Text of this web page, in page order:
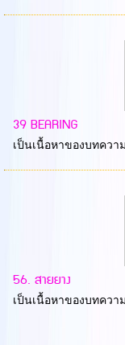
39 BEARING
เป็นเนื้อหาของบทคว
56. สายยาง
เป็นเนื้อหาของบทคว